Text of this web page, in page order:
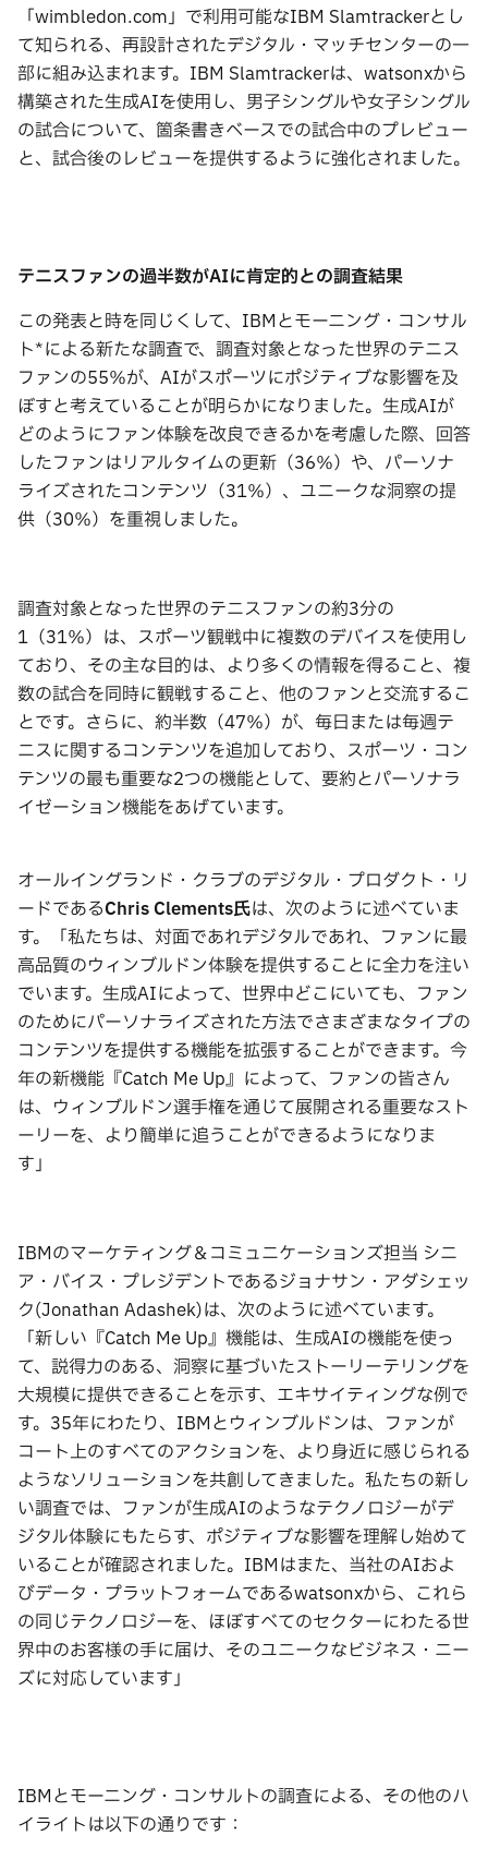
「wimbledon.com」で利用可能なIBM Slamtrackerとし
て知られる、再設計されたデジタル・マッチセンターの一
部に組み込まれます。IBM Slamtrackerは、watsonxから
構築された生成AIを使用し、男子シングルや女子シングル
の試合について、箇条書きベースでの試合中のプレビュー
と、試合後のレビューを提供するように強化されました。
テニスファンの過半数がAIに肯定的との調査結果
この発表と時を同じくして、IBMとモーニング・コンサル
ト*による新たな調査で、調査対象となった世界のテニス
ファンの55％が、AIがスポーツにポジティブな影響を及
ぼすと考えていることが明らかになりました。生成AIが
どのようにファン体験を改良できるかを考慮した際、回答
したファンはリアルタイムの更新（36％）や、パーソナ
ライズされたコンテンツ（31％）、ユニークな洞察の提
供（30％）を重視しました。
調査対象となった世界のテニスファンの約3分の
1（31％）は、スポーツ観戦中に複数のデバイスを使用し
ており、その主な目的は、より多くの情報を得ること、複
数の試合を同時に観戦すること、他のファンと交流するこ
とです。さらに、約半数（47％）が、毎日または毎週テ
ニスに関するコンテンツを追加しており、スポーツ・コン
テンツの最も重要な2つの機能として、要約とパーソナラ
イゼーション機能をあげています。
オールイングランド・クラブのデジタル・プロダクト・リ
ードであるChris Clements氏は、次のように述べていま
す。「私たちは、対面であれデジタルであれ、ファンに最
高品質のウィンブルドン体験を提供することに全力を注い
でいます。生成AIによって、世界中どこにいても、ファン
のためにパーソナライズされた方法でさまざまなタイプの
コンテンツを提供する機能を拡張することができます。今
年の新機能『Catch Me Up』によって、ファンの皆さん
は、ウィンブルドン選手権を通じて展開される重要なスト
ーリーを、より簡単に追うことができるようになりま
す」
IBMのマーケティング＆コミュニケーションズ担当 シニ
ア・バイス・プレジデントであるジョナサン・アダシェッ
ク(Jonathan Adashek)は、次のように述べています。
「新しい『Catch Me Up』機能は、生成AIの機能を使っ
て、説得力のある、洞察に基づいたストーリーテリングを
大規模に提供できることを示す、エキサイティングな例で
す。35年にわたり、IBMとウィンブルドンは、ファンが
コート上のすべてのアクションを、より身近に感じられる
ようなソリューションを共創してきました。私たちの新し
い調査では、ファンが生成AIのようなテクノロジーがデ
ジタル体験にもたらす、ポジティブな影響を理解し始めて
いることが確認されました。IBMはまた、当社のAIおよ
びデータ・プラットフォームであるwatsonxから、これら
の同じテクノロジーを、ほぼすべてのセクターにわたる世
界中のお客様の手に届け、そのユニークなビジネス・ニー
ズに対応しています」
IBMとモーニング・コンサルトの調査による、その他のハ
イライトは以下の通りです：